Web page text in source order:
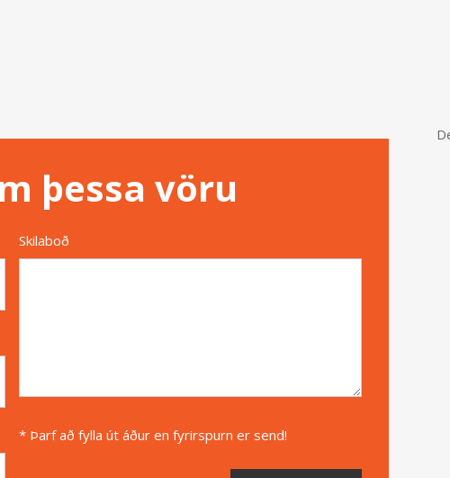
þessa vöru
Skilaboð
* Þarf að fylla út áður en fyrirspurn er send!